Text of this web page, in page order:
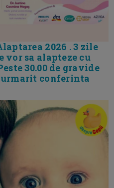
2026 . 3 zile
vor sa alapteze cu
30.00 de gravide
urmarit conferinta